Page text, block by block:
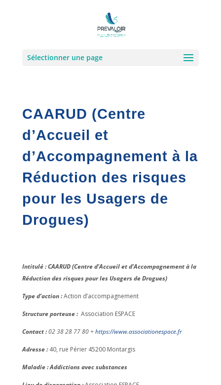
Sélectionner une page
CAARUD (Centre
d’Accueil et
d’Accompagnement à la
Réduction des risques
pour les Usagers de
Drogues)
Intitulé : CAARUD (Centre d’Accueil et d’Accompagnement à la
Réduction des risques pour les Usagers de Drogues)
Type d’action :Action d’accompagnement
Structure porteuse : Association ESPACE
Contact :02 38 28 77 80 +https://www.associationespace.fr
Adresse :40, rue Périer 45200 Montargis
Maladie : Addictions avec substances